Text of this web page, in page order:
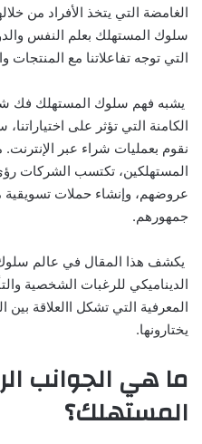
الغامضة التي يتخذ الأفراد من
سلوك المستهلك بعلم النفس
التي توجه تفاعلاتنا مع المنتجات
يشبه فهم سلوك المستهلك فك
الكامنة التي تؤثر على
نقوم بعمليات شراء عبر
المستهلكين، تكتسب الشركات
عروضهم، وإنشاء حملات تسويقية
جمهورهم.
يكشف هذا المقال في عالم
الديناميكي للرغبات الشخصية
المعرفية التي تشكل االعلاقة
يختارونها.
ما هي الجوانب
المستهلك؟